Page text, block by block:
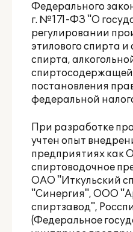
Федерального
г. №171-ФЗ "О
регулировании
этилового спирта и
спирта,
постановления
федеральной
При разработке
учтен опыт
предприятиях как
спиртоводочное
ОАО "Иткульский
"Синергия", ООО
спиртзавод",
(Федеральное